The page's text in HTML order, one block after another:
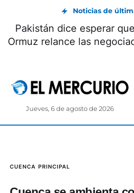
Noticias de
CNE: reglas para
públicos que serán
Jueves, 6 de agosto de 2026
CUENCA PRINCIPAL